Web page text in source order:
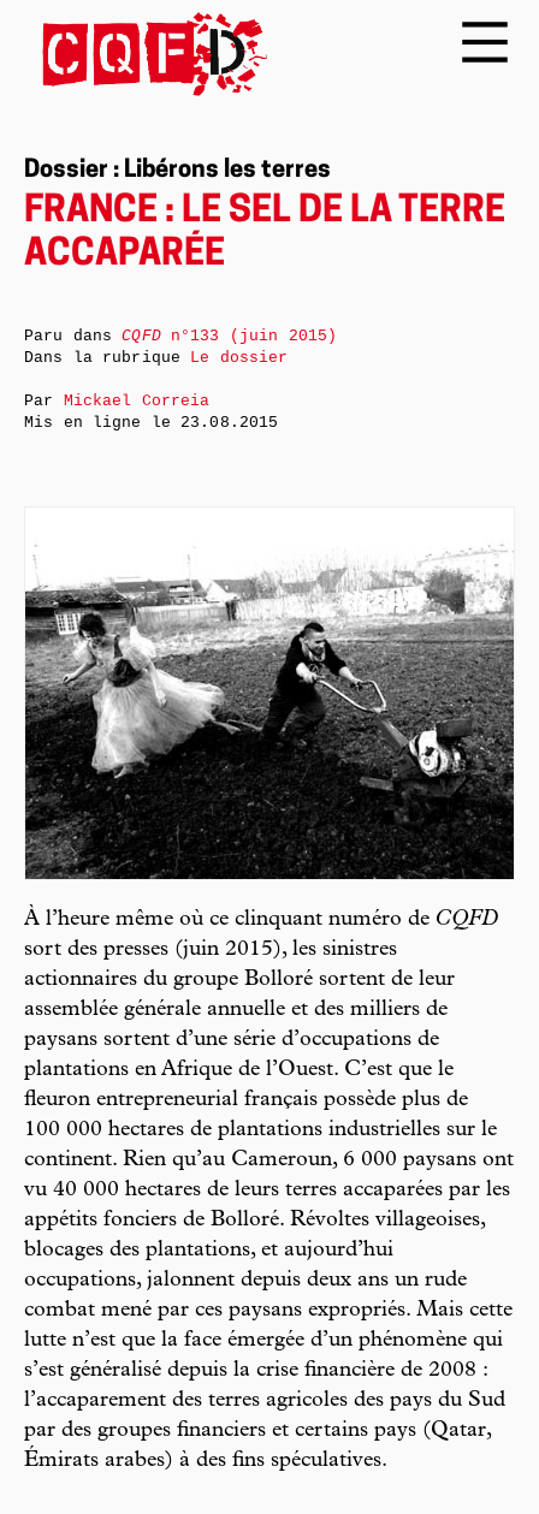
Dossier : Libérons les terres
FRANCE : LE SEL DE LA TERRE
ACCAPARÉE
À l’heure même où ce clinquant numéro de CQFD
sort des presses (juin 2015), les sinistres
actionnaires du groupe Bolloré sortent de leur
assemblée générale annuelle et des milliers de
paysans sortent d’une série d’occupations de
plantations en Afrique de l’Ouest. C’est que le
fleuron entrepreneurial français possède plus de
100 000 hectares de plantations industrielles sur le
continent. Rien qu’au Cameroun, 6 000 paysans ont
vu 40 000 hectares de leurs terres accaparées par les
appétits fonciers de Bolloré. Révoltes villageoises,
blocages des plantations, et aujourd’hui
occupations, jalonnent depuis deux ans un rude
combat mené par ces paysans expropriés. Mais cette
lutte n’est que la face émergée d’un phénomène qui
s’est généralisé depuis la crise financière de 2008 :
l’accaparement des terres agricoles des pays du Sud
par des groupes financiers et certains pays (Qatar,
Émirats arabes) à des fins spéculatives.
Paru dansCQFDn°133 (juin 2015)
Dans la rubrique Le dossier
Par Mickael Correia
Mis en ligne le 23.08.2015